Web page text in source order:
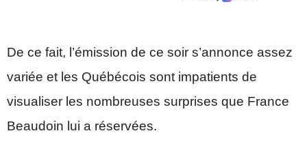
De ce fait, l’émission de ce soir s’annonce assez
variée et les Québécois sont impatients de
visualiser les nombreuses surprises que France
Beaudoin lui a réservées.